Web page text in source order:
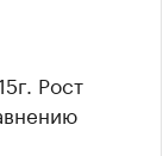
Рост